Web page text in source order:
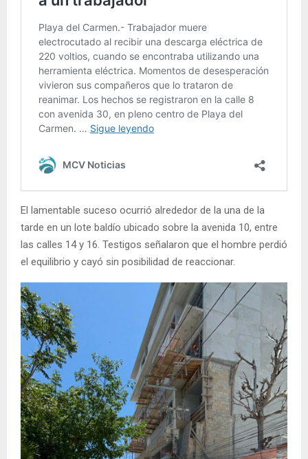
El lamentable suceso ocurrió alrededor de la una de la
tarde en un lote baldío ubicado sobre la avenida 10, entre
las calles 14 y 16. Testigos señalaron que el hombre perdió
el equilibrio y cayó sin posibilidad de reaccionar.